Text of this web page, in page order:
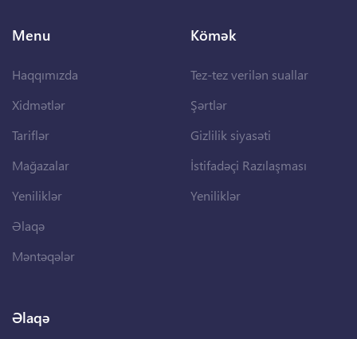
Menu
Haqqımızda
Xidmətlər
Tariflər
Mağazalar
Yeniliklər
Əlaqə
Məntəqələr
Kömək
Tez-tez verilən suallar
Şərtlər
Gizlilik siyasəti
İstifadəçi Razılaşması
Yeniliklər
Əlaqə